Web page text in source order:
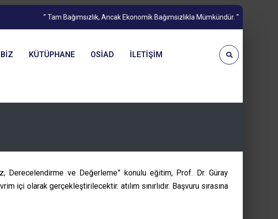
” Tam Bağımsızlık, Ancak Ekonomik Bağımsızlıkla Mümkündür. “
KÜTÜPHANE OSIAD İLETIŞIM
Derecelendirme ve Değerleme” konulu eğitim, Prof. Dr. Güray
içi olarak gerçekleştirilecektir. atılım sınırlıdır. Başvuru sırasına